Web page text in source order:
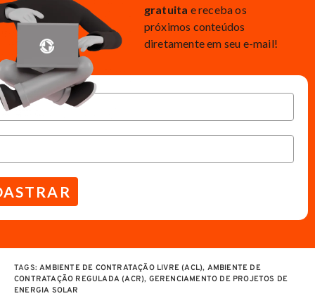
gratuita e receba os
próximos conteúdos
diretamente em seu e-mail!
TAGS:AMBIENTE DE CONTRATAÇÃO LIVRE (ACL), AMBIENTE DE
CONTRATAÇÃO REGULADA (ACR), GERENCIAMENTO DE PROJETOS DE
ENERGIA SOLAR